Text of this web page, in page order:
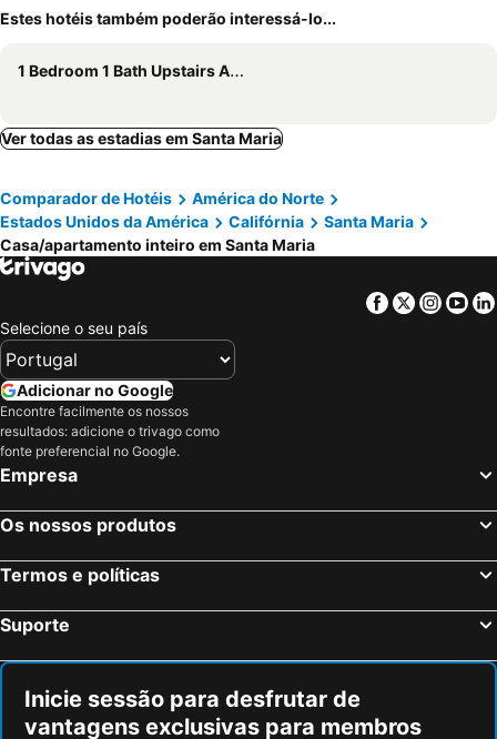
Estes hotéis também poderão interessá-lo...
1 Bedroom 1 Bath Upstairs Apartment
Ver todas as estadias em Santa Maria
Comparador de Hotéis
América do Norte
Estados Unidos da América
Califórnia
Santa Maria
Casa/apartamento inteiro em Santa Maria
Facebook
Twitter
Selecione o seu país
Adicionar no Google
Encontre facilmente os nossos
resultados: adicione o trivago como
fonte preferencial no Google.
Empresa
Os nossos produtos
Termos e políticas
Suporte
Inicie sessão para desfrutar de
vantagens exclusivas para membros